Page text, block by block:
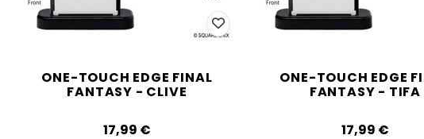
ONE-TOUCH EDGE FINAL
FANTASY - CLIVE
17,99‎ ‎€
ONE-TOUCH EDGE
FANTASY - TIFA
17,99‎ ‎€